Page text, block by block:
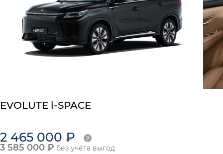
EVOLUTE i-SPACE
2 465 000 ₽
3 585 000 ₽ без учёта выгод